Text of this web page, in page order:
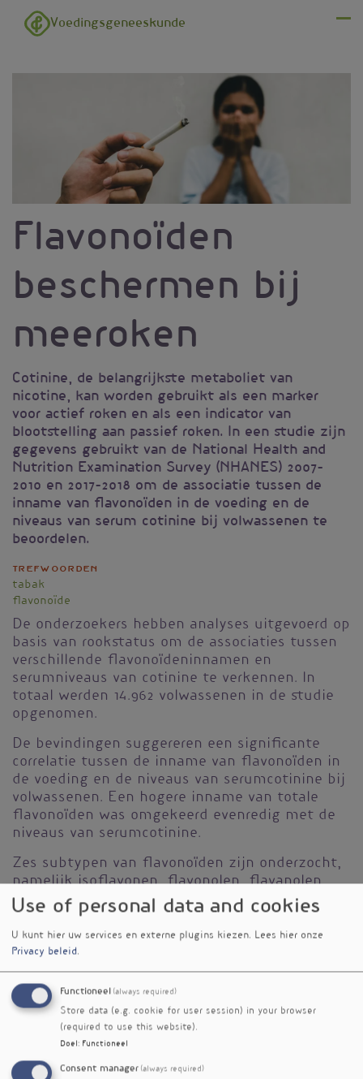
Overslaan en naar de inhoud gaan
Voedingsgeneeskunde
Flavonoïden
beschermen bij
meeroken
Cotinine, de belangrijkste metaboliet van
nicotine, kan worden gebruikt als een marker
voor actief roken en als een indicator van
blootstelling aan passief roken. In een studie zijn
gegevens gebruikt van de National Health and
Nutrition Examination Survey (NHANES) 2007-
2010 en 2017-2018 om de associatie tussen de
inname van flavonoïden in de voeding en de
niveaus van serum cotinine bij volwassenen te
beoordelen.
Trefwoorden
tabak
flavonoïde
De onderzoekers hebben analyses uitgevoerd op
basis van rookstatus om de associaties tussen
verschillende flavonoïdeninnamen en
serumniveaus van cotinine te verkennen. In
totaal werden 14.962 volwassenen in de studie
opgenomen.
De bevindingen suggereren een significante
correlatie tussen de inname van flavonoïden in
de voeding en de niveaus van serumcotinine bij
volwassenen. Een hogere inname van totale
flavonoïden was omgekeerd evenredig met de
niveaus van serumcotinine.
Zes subtypen van flavonoïden zijn onderzocht,
namelijk isoflavonen, flavonolen, flavanolen,
flavanonen, anthocyanen en flavonen. De
inname van deze verschillende flavonoïden
hadden elk een specifieke invloed op de
niveaus van serumcotinine. Anthocyanen
vertoonden het meest uitgesproken effect op
het verlagen van serumcotinine. Anthocyanen
komen voor in voedingsmiddelen zoals bessen
en rode kool.
voedingspatroon dat rijk is aan flavonoïden kan
Use of personal data and cookies
U kunt hier uw services en externe plugins kiezen. Lees hier onze
Privacy beleid.
Functioneel (always required)
Store data (e.g. cookie for user session) in your browser
(required to use this website).
Doel : Functioneel
Consent manager (always required)